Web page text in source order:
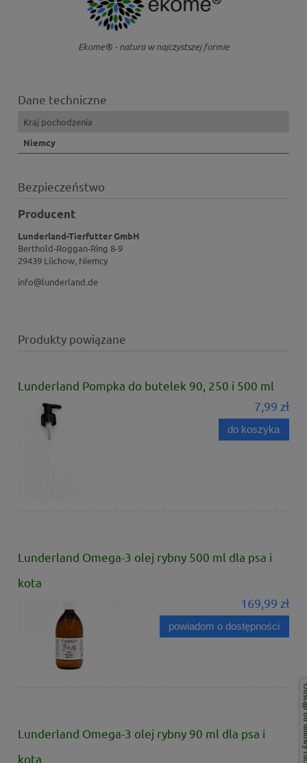
Ekome® - natura w najczystszej formie
Dane techniczne
Kraj pochodzenia
Niemcy
Bezpieczeństwo
Producent
Lunderland-Tierfutter GmbH
Berthold-Roggan-Ring 8-9
29439 Lüchow, Niemcy
info@lunderland.de
Produkty powiązane
Lunderland Pompka do butelek 90, 250 i 500 ml
7,99 zł
do koszyka
Lunderland Omega-3 olej rybny 500 ml dla psa i
kota
169,99 zł
powiadom o dostępności
Lunderland Omega-3 olej rybny 90 ml dla psa i
kota